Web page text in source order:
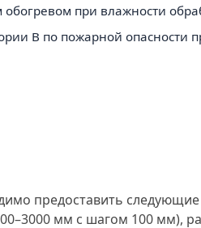
при влажности
В по пожарной опасности
предоставить
мм с шагом 100 мм),